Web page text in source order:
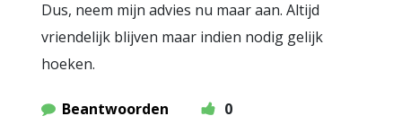
Dus, neem mijn advies nu maar aan. Altijd
vriendelijk blijven maar indien nodig gelijk
hoeken.
Beantwoorden
0